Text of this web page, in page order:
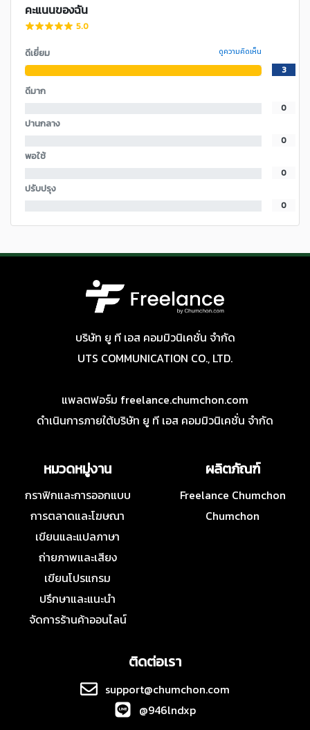
คะแนนของฉัน
5.0
ดีเยี่ยม ดูความคิดเห็น
3
ดีมาก
0
ปานกลาง
0
พอใช้
0
ปรับปรุง
0
บริษัท ยู ที เอส คอมมิวนิเคชั่น จำกัด
UTS COMMUNICATION CO., LTD.
แพลตฟอร์ม freelance.chumchon.com
ดำเนินการภายใต้บริษัท ยู ที เอส คอมมิวนิเคชั่น จำกัด
หมวดหมู่งาน
กราฟิกและการออกแบบ
การตลาดและโฆษณา
เขียนและแปลภาษา
ถ่ายภาพและเสียง
เขียนโปรแกรม
ปรึกษาและแนะนำ
จัดการร้านค้าออนไลน์
ผลิตภัณฑ์
Freelance Chumchon
Chumchon
ติดต่อเรา
support@chumchon.com
@946lndxp